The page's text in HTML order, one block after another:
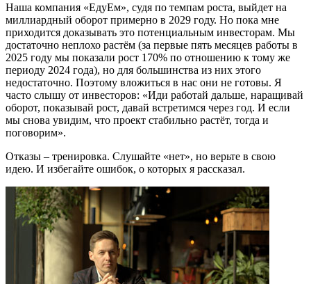
Наша компания «ЕдуЕм», судя по темпам роста, выйдет на
миллиардный оборот примерно в 2029 году. Но пока мне
приходится доказывать это потенциальным инвесторам. Мы
достаточно неплохо растём (за первые пять месяцев работы в
2025 году мы показали рост 170% по отношению к тому же
периоду 2024 года), но для большинства из них этого
недостаточно. Поэтому вложиться в нас они не готовы. Я
часто слышу от инвесторов: «Иди работай дальше, наращивай
оборот, показывай рост, давай встретимся через год. И если
мы снова увидим, что проект стабильно растёт, тогда и
поговорим».
Отказы – тренировка. Слушайте «нет», но верьте в свою
идею. И избегайте ошибок, о которых я рассказал.